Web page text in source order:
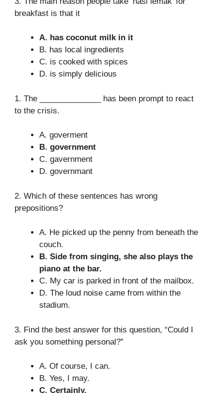
breakfast is that it
A. has coconut milk in it
B. has local ingredients
C. is cooked with spices
D. is simply delicious
1. The ______________ has been prompt to react
to the crisis.
A. goverment
B. government
C. gavernment
D. governmant
2. Which of these sentences has wrong
prepositions?
A. He picked up the penny from beneath the
couch.
B. Side from singing, she also plays the
piano at the bar.
C. My car is parked in front of the mailbox.
D. The loud noise came from within the
stadium.
3. Find the best answer for this question, “Could I
ask you something personal?”
A. Of course, I can.
B. Yes, I may.
C. Certainly.